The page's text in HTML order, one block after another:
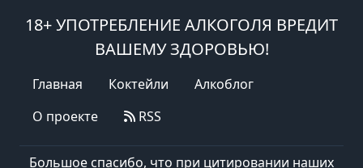
18+ УПОТРЕБЛЕНИЕ АЛКОГОЛЯ ВРЕДИТ
ВАШЕМУ ЗДОРОВЬЮ!
Главная Коктейли
Алкоблог
О проекте
RSS
Большое спасибо, что при цитировании наших